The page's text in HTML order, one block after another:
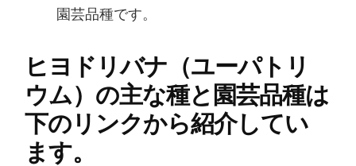
園芸品種です。
ヒヨドリバナ（ユーパトリ
ウム）の主な種と園芸品種は
下のリンクから紹介してい
ます。